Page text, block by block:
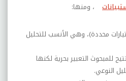
، ومنها:
محددة)، وهي الأنسب للتحليل
للمبحوث التعبير بحرية لكنها
النوعي.